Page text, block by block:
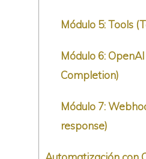
Módulo 5: Tools
Módulo 6:
Completion)
Módulo 7:
response)